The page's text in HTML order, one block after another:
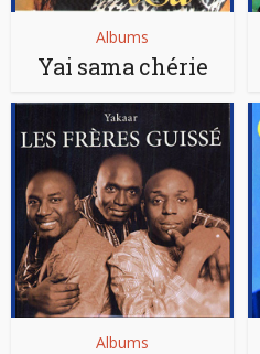
Albums
Yai sama chérie
Albums